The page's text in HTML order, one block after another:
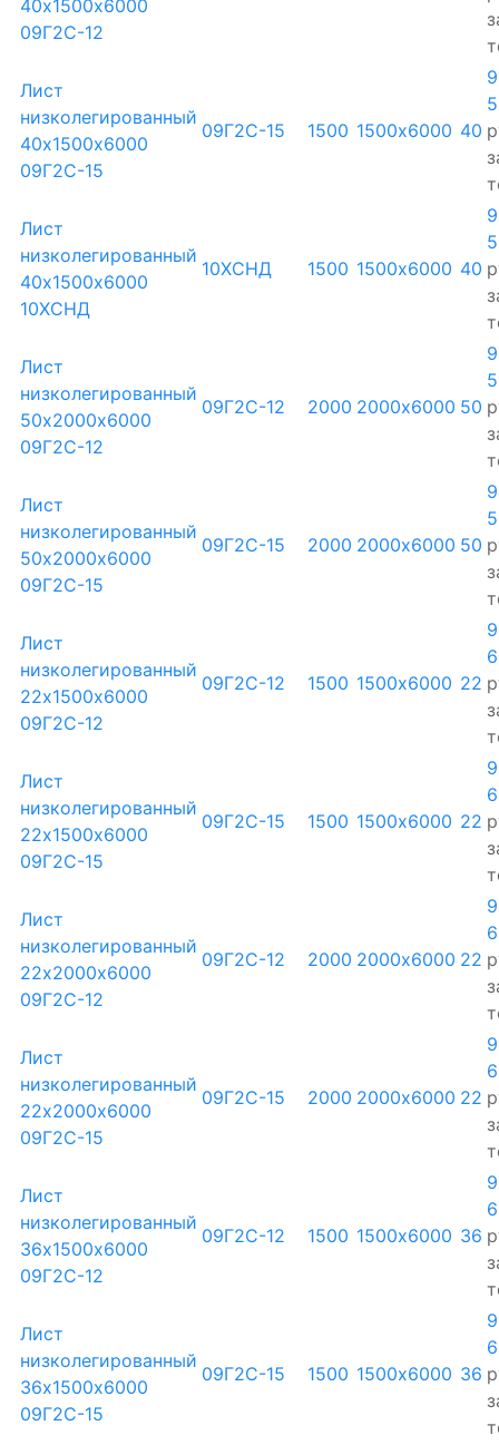
40х1500х6000
09Г2С-12
Лист
низколегированный
40х1500х6000
09Г2С-15
09Г2С-15 1500 1500х6000 40
Лист
низколегированный
40х1500х6000
10ХСНД
10ХСНД 1500 1500х6000 40
Лист
низколегированный
50х2000х6000
09Г2С-12
09Г2С-12 2000 2000х6000 50
Лист
низколегированный
50х2000х6000
09Г2С-15
09Г2С-15 2000 2000х6000 50
Лист
низколегированный
22х1500х6000
09Г2С-12
09Г2С-12 1500 1500х6000 22
Лист
низколегированный
22х1500х6000
09Г2С-15
09Г2С-15 1500 1500х6000 22
Лист
низколегированный
22х2000х6000
09Г2С-12
09Г2С-12 2000 2000х6000 22
Лист
низколегированный
22х2000х6000
09Г2С-15
09Г2С-15 2000 2000х6000 22
Лист
низколегированный
36х1500х6000
09Г2С-12
09Г2С-12 1500 1500х6000 36
Лист
низколегированный
36х1500х6000
09Г2С-15
09Г2С-15 1500 1500х6000 36